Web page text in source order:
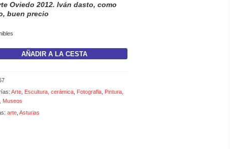
Oviedo 2012. Iván dasto, como
buen precio
AÑADIR A LA CESTA
Arte Escultura, cerámica Fotografia Pintura,
Museos
arte Asturias